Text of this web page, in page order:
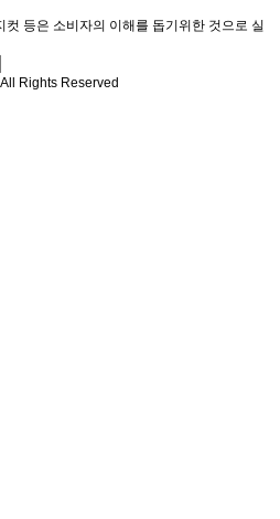
등은 소비자의 이해를 돕기위한 것으로 실
Rights Reserved